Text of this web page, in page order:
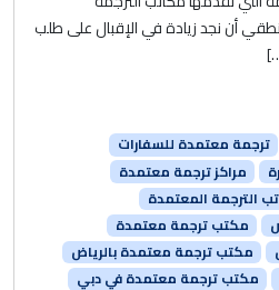
أن نجد زيادة في الإقبال على طلب
ترجمة معتمدة للسفارات
مراكز ترجمة معتمدة
الترجمة المعتمدة
مكتب ترجمة معتمدة
مكتب ترجمة معتمدة بالرياض
مكتب ترجمة معتمدة في دبي